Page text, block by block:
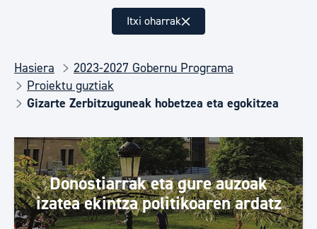
Itxi oharrak
Hasiera
2023-2027 Gobernu Programa
Proiektu guztiak
Gizarte Zerbitzuguneak hobetzea eta egokitzea
Donostiarrak eta gure auzoak
izatea ekintza politikoaren ardatz